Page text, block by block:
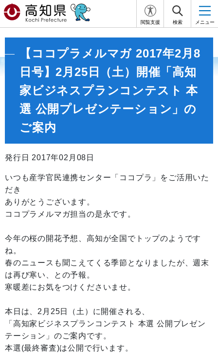
閲覧支援 検索 メニュー
【ココプラメルマガ 2017年2月8
日号】2月25日（土）開催「高知
家ビジネスプランコンテスト 本
選 公開プレゼンテーション」の
ご案内
発行日 2017年02月08日
いつも産学官民連携センター「ココプラ」をご活用いた
だき
ありがとうございます。
ココプラメルマガ担当の是永です。
今年の桜の開花予想、高知が全国でトップのようです
ね。
春のニュースも聞こえてくる季節となりましたが、週末
は再び寒い、との予報。
寒暖差にお気をつけくださいませ。
本日は、2月25日（土）に開催される、
「高知家ビジネスプランコンテスト 本選 公開プレゼン
テーション」のご案内です。
本選(最終審査)は公開で行います。